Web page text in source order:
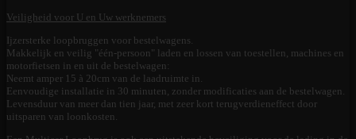
Veiligheid voor U en Uw werknemers
Ijzersterke loopbruggen voor bestelwagens.
Makkelijk en veilig "één-persoon" laden en lossen van toestellen, machines en
motorfietsen in en uit de bestelwagen:
Neemt amper 15 à 20cm van de laadruimte in.
Eenvoudige installatie in 30 minuten, zonder modificaties aan de bestelwagen.
Levensduur van meer dan tien jaar, met zeer kort terugverdieneffect door
uitsparen van loonkosten.